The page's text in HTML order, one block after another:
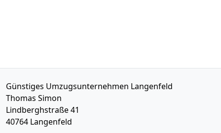
Günstiges Umzugsunternehmen Langenfeld
Thomas Simon
Lindberghstraße 41
40764 Langenfeld